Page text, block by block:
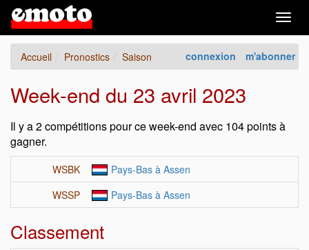
connexion m'abonner
Accueil Pronostics Saison
Week-end du 23 avril 2023
Il y a 2 compétitions pour ce week-end avec 104 points à
gagner.
WSBK
Pays-Bas à Assen
WSSP
Pays-Bas à Assen
Classement